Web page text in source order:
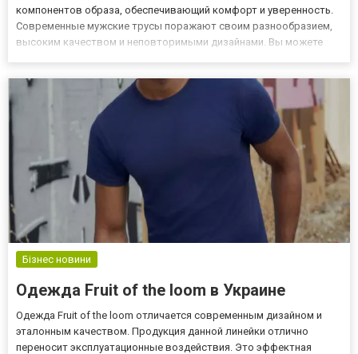
компонентов образа, обеспечивающий комфорт и уверенность.
Современные мужские трусы поражают своим разнообразием,
высоким качеством и неповторимыми дизайнами. Вы можете
ключевых асп...
Бізнес новини
Одежда Fruit of the loom в Украине
Одежда Fruit of the loom отличается современным дизайном и
эталонным качеством. Продукция данной линейки отлично
переносит эксплуатационные воздействия. Это эффектная